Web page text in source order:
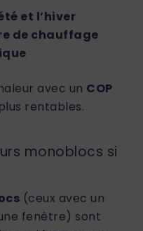
et l’hiver
de chauffage
avec un COP
rentables.
monoblocs si
(ceux avec un
fenêtre) sont